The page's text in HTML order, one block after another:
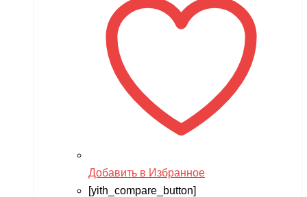
Добавить в Избранное
[yith_compare_button]